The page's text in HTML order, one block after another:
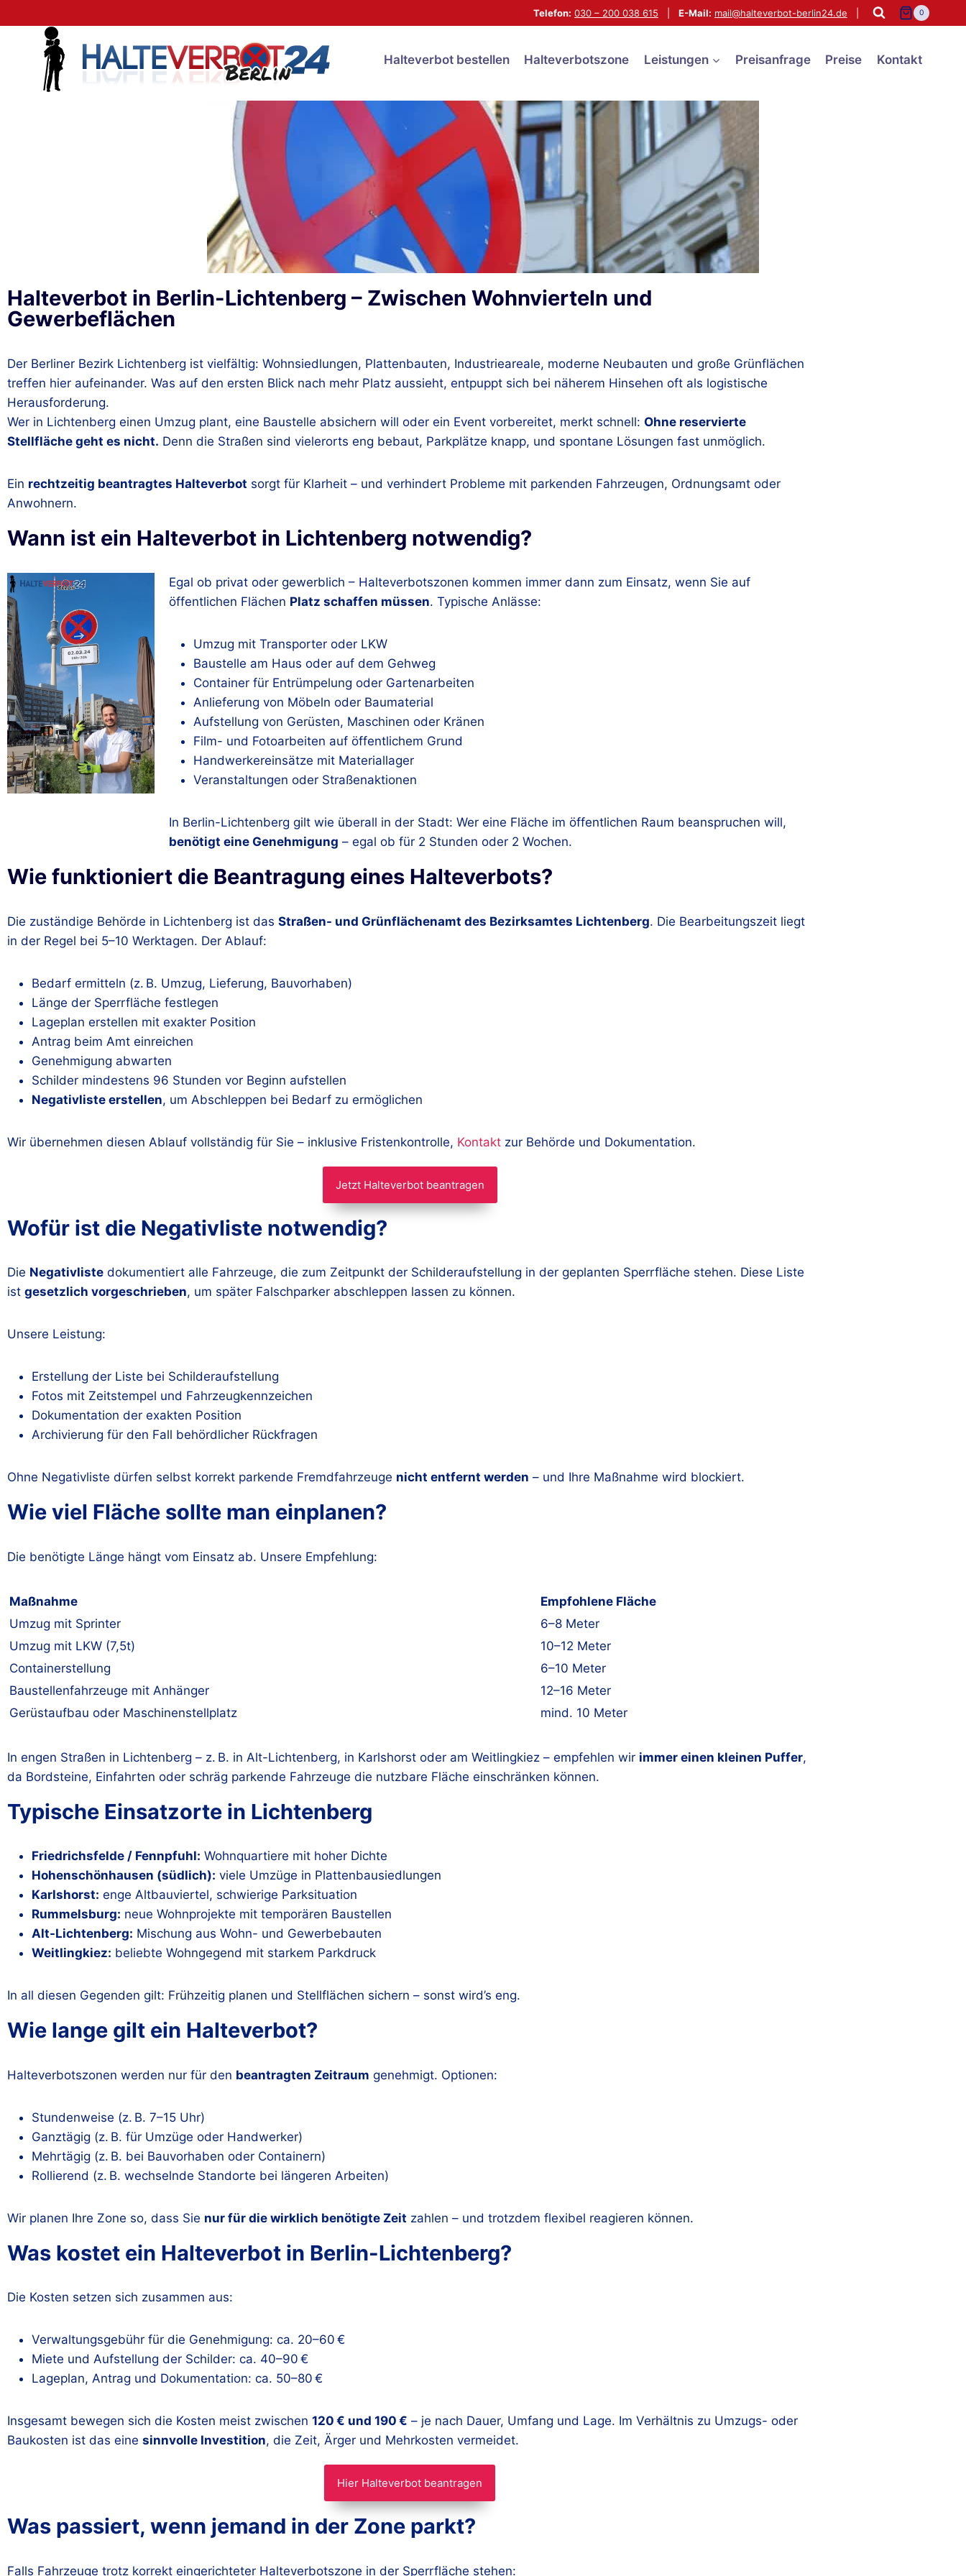
Telefon: 030 – 200 038 615 E-Mail: mail@halteverbot-berlin24.de 0
Halteverbot bestellen Halteverbotszone Leistungen Preisanfrage Preise Kontakt
Halteverbot in Berlin-Lichtenberg – Zwischen Wohnvierteln und
Gewerbeflächen
Der Berliner Bezirk Lichtenberg ist vielfältig: Wohnsiedlungen, Plattenbauten, Industrieareale, moderne Neubauten und große Grünflächen
treffen hier aufeinander. Was auf den ersten Blick nach mehr Platz aussieht, entpuppt sich bei näherem Hinsehen oft als logistische
Herausforderung.
Wer in Lichtenberg einen Umzug plant, eine Baustelle absichern will oder ein Event vorbereitet, merkt schnell: Ohne reservierte
Stellfläche geht es nicht. Denn die Straßen sind vielerorts eng bebaut, Parkplätze knapp, und spontane Lösungen fast unmöglich.
Ein rechtzeitig beantragtes Halteverbot sorgt für Klarheit – und verhindert Probleme mit parkenden Fahrzeugen, Ordnungsamt oder
Anwohnern.
Wann ist ein Halteverbot in Lichtenberg notwendig?
Egal ob privat oder gewerblich – Halteverbotszonen kommen immer dann zum Einsatz, wenn Sie auf
öffentlichen Flächen Platz schaffen müssen. Typische Anlässe:
Umzug mit Transporter oder LKW
Baustelle am Haus oder auf dem Gehweg
Container für Entrümpelung oder Gartenarbeiten
Anlieferung von Möbeln oder Baumaterial
Aufstellung von Gerüsten, Maschinen oder Kränen
Film- und Fotoarbeiten auf öffentlichem Grund
Handwerkereinsätze mit Materiallager
Veranstaltungen oder Straßenaktionen
In Berlin-Lichtenberg gilt wie überall in der Stadt: Wer eine Fläche im öffentlichen Raum beanspruchen will,
benötigt eine Genehmigung – egal ob für 2 Stunden oder 2 Wochen.
Wie funktioniert die Beantragung eines Halteverbots?
Die zuständige Behörde in Lichtenberg ist das Straßen- und Grünflächenamt des Bezirksamtes Lichtenberg. Die Bearbeitungszeit liegt
in der Regel bei 5–10 Werktagen. Der Ablauf:
Bedarf ermitteln (z. B. Umzug, Lieferung, Bauvorhaben)
Länge der Sperrfläche festlegen
Lageplan erstellen mit exakter Position
Antrag beim Amt einreichen
Genehmigung abwarten
Schilder mindestens 96 Stunden vor Beginn aufstellen
Negativliste erstellen, um Abschleppen bei Bedarf zu ermöglichen
Wir übernehmen diesen Ablauf vollständig für Sie – inklusive Fristenkontrolle, Kontakt zur Behörde und Dokumentation.
Jetzt Halteverbot beantragen
Wofür ist die Negativliste notwendig?
Die Negativliste dokumentiert alle Fahrzeuge, die zum Zeitpunkt der Schilderaufstellung in der geplanten Sperrfläche stehen. Diese Liste
ist gesetzlich vorgeschrieben, um später Falschparker abschleppen lassen zu können.
Unsere Leistung:
Erstellung der Liste bei Schilderaufstellung
Fotos mit Zeitstempel und Fahrzeugkennzeichen
Dokumentation der exakten Position
Archivierung für den Fall behördlicher Rückfragen
Ohne Negativliste dürfen selbst korrekt parkende Fremdfahrzeuge nicht entfernt werden – und Ihre Maßnahme wird blockiert.
Wie viel Fläche sollte man einplanen?
Die benötigte Länge hängt vom Einsatz ab. Unsere Empfehlung:
Maßnahme
Empfohlene Fläche
Umzug mit Sprinter
6–8 Meter
Umzug mit LKW (7,5t)
10–12 Meter
Containerstellung
6–10 Meter
Baustellenfahrzeuge mit Anhänger
12–16 Meter
Gerüstaufbau oder Maschinenstellplatz
mind. 10 Meter
In engen Straßen in Lichtenberg – z. B. in Alt-Lichtenberg, in Karlshorst oder am Weitlingkiez – empfehlen wir immer einen kleinen Puffer,
da Bordsteine, Einfahrten oder schräg parkende Fahrzeuge die nutzbare Fläche einschränken können.
Typische Einsatzorte in Lichtenberg
Friedrichsfelde / Fennpfuhl: Wohnquartiere mit hoher Dichte
Hohenschönhausen (südlich): viele Umzüge in Plattenbausiedlungen
Karlshorst: enge Altbauviertel, schwierige Parksituation
Rummelsburg: neue Wohnprojekte mit temporären Baustellen
Alt-Lichtenberg: Mischung aus Wohn- und Gewerbebauten
Weitlingkiez: beliebte Wohngegend mit starkem Parkdruck
In all diesen Gegenden gilt: Frühzeitig planen und Stellflächen sichern – sonst wird’s eng.
Wie lange gilt ein Halteverbot?
Halteverbotszonen werden nur für den beantragten Zeitraum genehmigt. Optionen:
Stundenweise (z. B. 7–15 Uhr)
Ganztägig (z. B. für Umzüge oder Handwerker)
Mehrtägig (z. B. bei Bauvorhaben oder Containern)
Rollierend (z. B. wechselnde Standorte bei längeren Arbeiten)
Wir planen Ihre Zone so, dass Sie nur für die wirklich benötigte Zeit zahlen – und trotzdem flexibel reagieren können.
Was kostet ein Halteverbot in Berlin-Lichtenberg?
Die Kosten setzen sich zusammen aus:
Verwaltungsgebühr für die Genehmigung: ca. 20–60 €
Miete und Aufstellung der Schilder: ca. 40–90 €
Lageplan, Antrag und Dokumentation: ca. 50–80 €
Insgesamt bewegen sich die Kosten meist zwischen 120 € und 190 € – je nach Dauer, Umfang und Lage. Im Verhältnis zu Umzugs- oder
Baukosten ist das eine sinnvolle Investition, die Zeit, Ärger und Mehrkosten vermeidet.
Hier Halteverbot beantragen
Was passiert, wenn jemand in der Zone parkt?
Falls Fahrzeuge trotz korrekt eingerichteter Halteverbotszone in der Sperrfläche stehen: